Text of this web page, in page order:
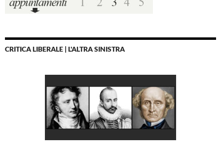
CRITICA LIBERALE | L'ALTRA SINISTRA